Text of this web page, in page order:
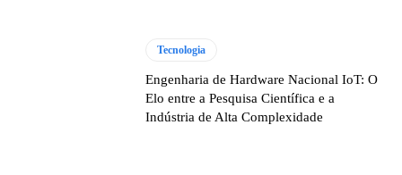
Tecnologia
Engenharia de Hardware Nacional IoT: O
Elo entre a Pesquisa Científica e a
Indústria de Alta Complexidade